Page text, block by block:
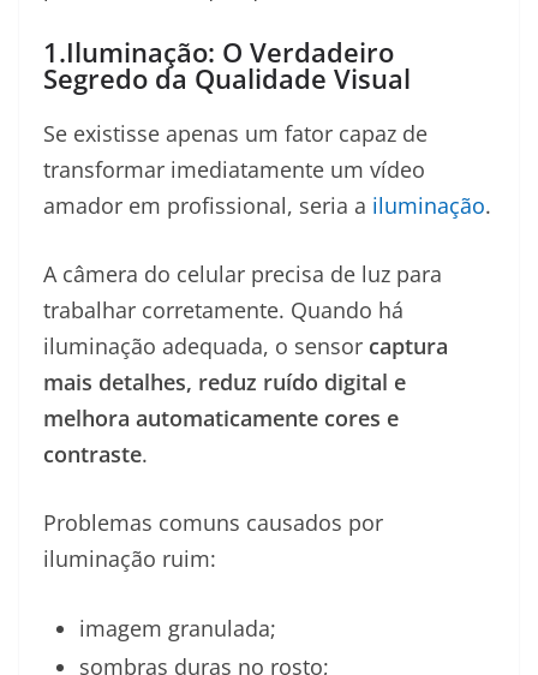
1.Iluminação: O Verdadeiro
Segredo da Qualidade Visual
Se existisse apenas um fator capaz de
transformar imediatamente um vídeo
amador em profissional, seria a iluminação.
A câmera do celular precisa de luz para
trabalhar corretamente. Quando há
iluminação adequada, o sensor captura
mais detalhes, reduz ruído digital e
melhora automaticamente cores e
contraste.
Problemas comuns causados por
iluminação ruim:
imagem granulada;
sombras duras no rosto;